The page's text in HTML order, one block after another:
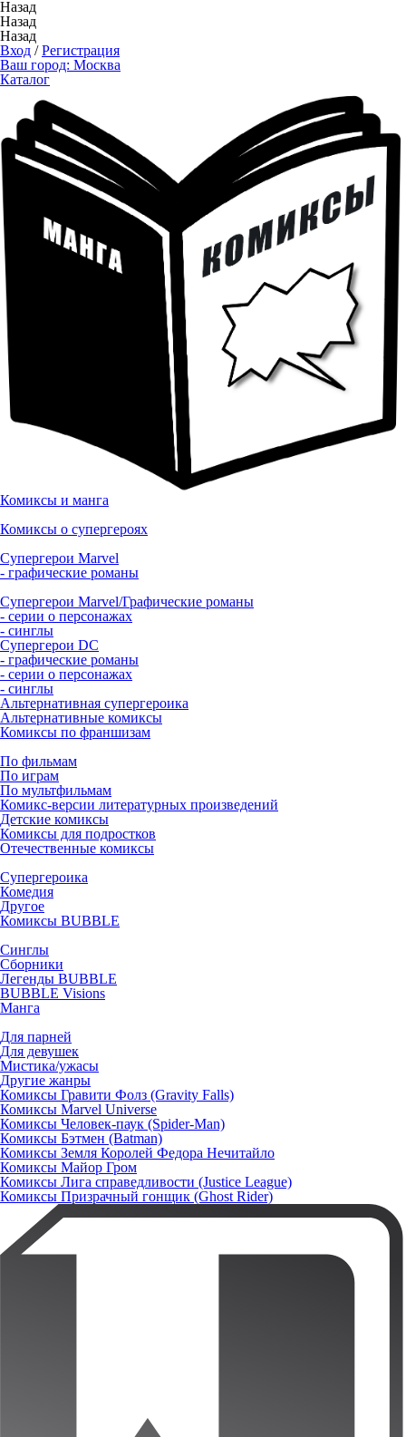
Назад
Назад
Назад
Вход /Регистрация
Ваш город: Москва
Каталог
Комиксы и манга
Комиксы о супергероях
Супергерои Marvel
- графические романы
Супергерои Marvel/Графические романы
- серии о персонажах
- синглы
Супергерои DC
- графические романы
- серии о персонажах
- синглы
Альтернативная супергероика
Альтернативные комиксы
Комиксы по франшизам
По фильмам
По играм
По мультфильмам
Комикс-версии литературных произведений
Детские комиксы
Комиксы для подростков
Отечественные комиксы
Супергероика
Комедия
Другое
Комиксы BUBBLE
Синглы
Сборники
Легенды BUBBLE
BUBBLE Visions
Манга
Для парней
Для девушек
Мистика/ужасы
Другие жанры
Комиксы Гравити Фолз (Gravity Falls)
Комиксы Marvel Universe
Комиксы Человек-паук (Spider-Man)
Комиксы Бэтмен (Batman)
Комиксы Земля Королей Федора Нечитайло
Комиксы Майор Гром
Комиксы Лига справедливости (Justice League)
Комиксы Призрачный гонщик (Ghost Rider)